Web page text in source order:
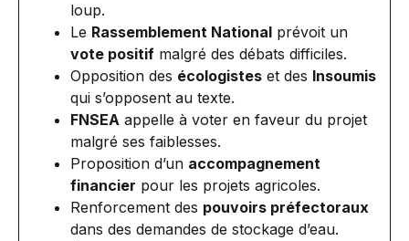
loup.
Le Rassemblement National prévoit un
vote positif malgré des débats difficiles.
Opposition des écologistes et des Insoumis
qui s’opposent au texte.
FNSEA appelle à voter en faveur du projet
malgré ses faiblesses.
Proposition d’un accompagnement
financier pour les projets agricoles.
Renforcement des pouvoirs préfectoraux
dans des demandes de stockage d’eau.